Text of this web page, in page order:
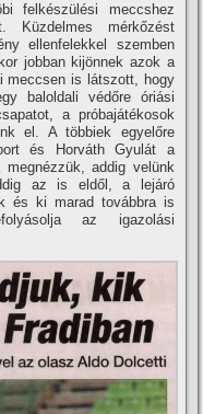
felkészülési meccshez
Küzdelmes mérkőzést
ellenfelekkel szemben
jobban kijönnek azok a
meccsen is látszott, hogy
baloldali védőre óriási
a próbajátékosok
el. A többiek egyelőre
és Horváth Gyulát a
megnézzük, addig velünk
az is eldől, a lejáró
és ki marad továbbra is
az igazolási